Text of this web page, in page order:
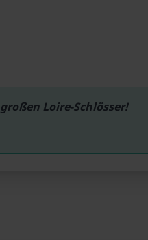
Loire-Schlösser!